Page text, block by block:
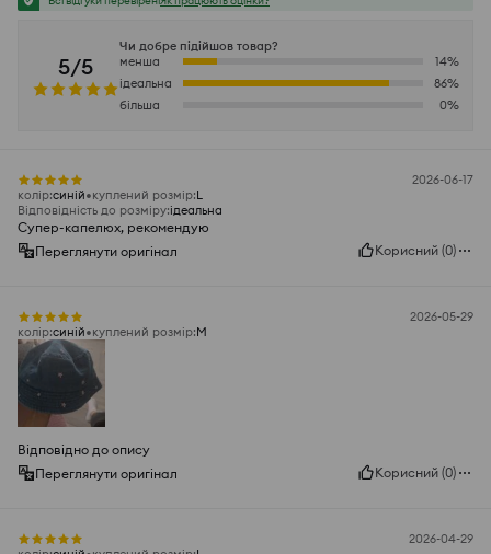
5/5
Чи добре підійшов товар?
менша
14%
ідеальна
86%
більша
0%
2026-06-17
колір:синій куплений розмір:L
Відповідність до розміру:ідеальна
Супер-капелюх, рекомендую
Переглянути оригінал
Корисний (0)
2026-05-29
колір:синій куплений розмір:M
Відповідно до опису
Переглянути оригінал
Корисний (0)
2026-04-29